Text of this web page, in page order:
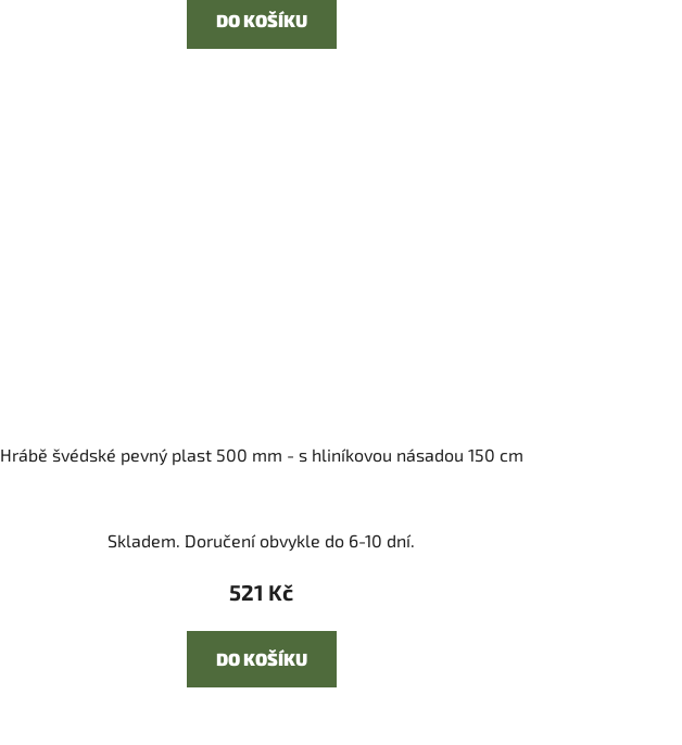
DO KOŠÍKU
Hrábě švédské pevný plast 500 mm - s hliníkovou násadou 150 cm
Skladem. Doručení obvykle do 6-10 dní.
521 Kč
DO KOŠÍKU